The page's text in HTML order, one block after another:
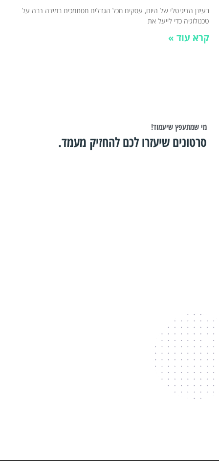
בעידן הדיגיטלי של היום, עסקים מכל הגדלים מסתמכים במידה רבה על
טכנולוגיה כדי לייעל את
קרא עוד »
מי שמתעפץ שיעמוד!
סרטונים שיעזרו לכם להחזיק מעמד.